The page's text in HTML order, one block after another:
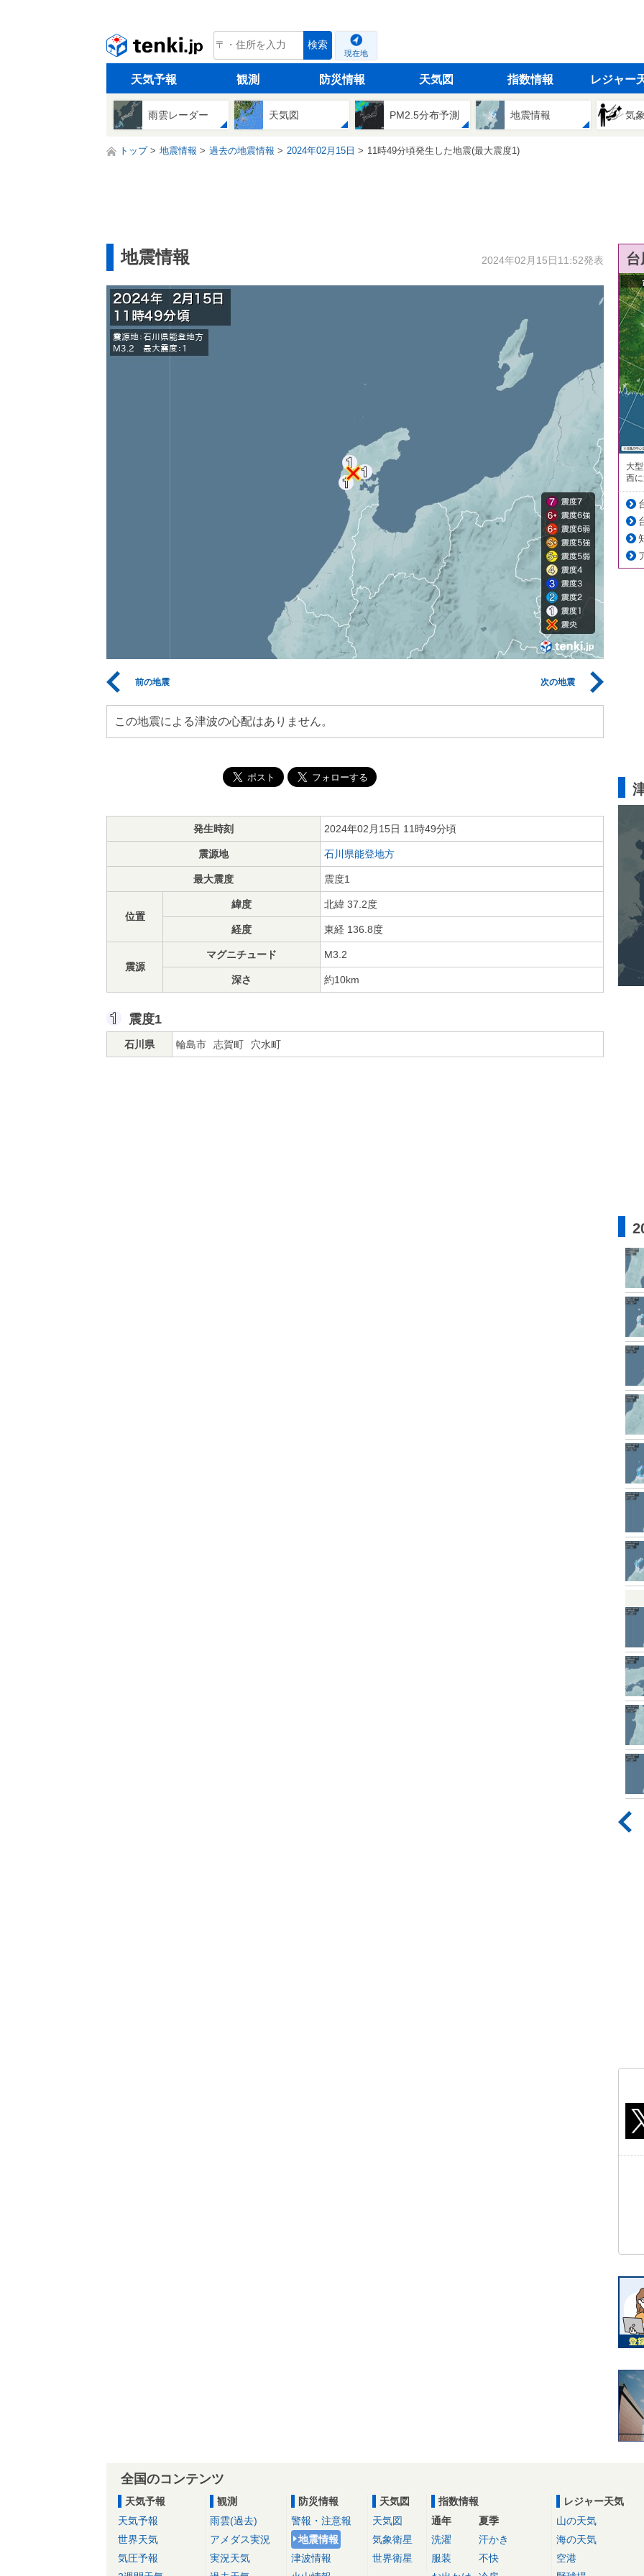
tenki.jp 検索
現在地
天気予報 観測 防災情報 天気図 指数情報 レジャー
雨雲レーダー 天気図 PM2.5分布予測 地震情報 気
トップ 地震情報 過去の地震情報 2024年02月15日 11時49分頃発生した地震(最大震度1)
地震情報 2024年02月15日11:52発表
前の地震 次の地震
この地震による津波の心配はありません。
発生時刻 2024年02月15日 11時49分頃
震源地 石川県能登地方
最大震度 震度1
位置
緯度 北緯 37.2度
経度 東経 136.8度
震源
マグニチュード M3.2
深さ 約10km
震度1
石川県 輪島市 志賀町 穴水町
大
西
全国のコンテンツ
天気予報
天気予報
世界天気
気圧予報
観測
雨雲(過去)
アメダス実況
実況天気
防災情報
警報・注意報
地震情報
津波情報
天気図
天気図
気象衛星
世界衛星
指数情報
通年
洗濯
服装
夏季
汗かき
不快
レジャー天気
山の天気
海の天気
空港